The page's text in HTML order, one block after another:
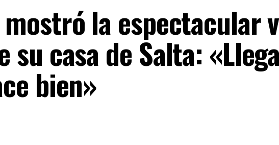
la espectacular
su casa de Salta:
bien»